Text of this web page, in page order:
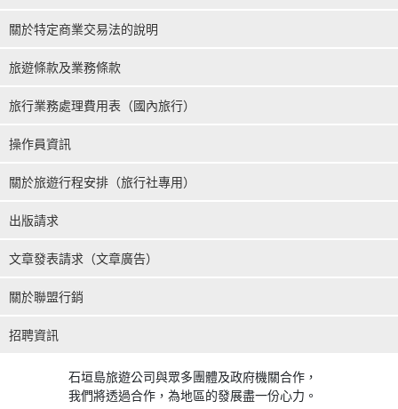
關於特定商業交易法的說明
旅遊條款及業務條款
旅行業務處理費用表（國內旅行）
操作員資訊
關於旅遊行程安排（旅行社專用）
出版請求
文章發表請求（文章廣告）
關於聯盟行銷
招聘資訊
石垣島旅遊公司與眾多團體及政府機關合作，
我們將透過合作，為地區的發展盡一份心力。